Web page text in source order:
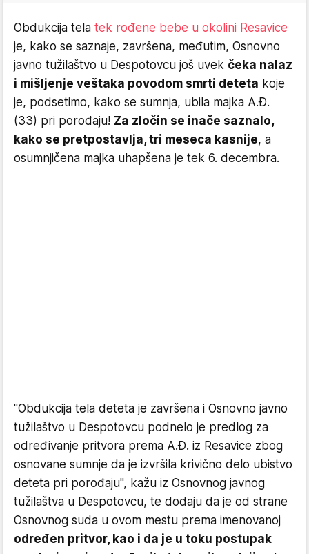
Obdukcija tela tek rođene bebe u okolini Resavice
je, kako se saznaje, završena, međutim, Osnovno
javno tužilaštvo u Despotovcu još uvek čeka nalaz
i mišljenje veštaka povodom smrti deteta koje
je, podsetimo, kako se sumnja, ubila majka A.Đ.
(33) pri porođaju! Za zločin se inače saznalo,
kako se pretpostavlja, tri meseca kasnije, a
osumnjičena majka uhapšena je tek 6. decembra.
"Obdukcija tela deteta je završena i Osnovno javno
tužilaštvo u Despotovcu podnelo je predlog za
određivanje pritvora prema A.Đ. iz Resavice zbog
osnovane sumnje da je izvršila krivično delo ubistvo
deteta pri porođaju", kažu iz Osnovnog javnog
tužilaštva u Despotovcu, te dodaju da je od strane
Osnovnog suda u ovom mestu prema imenovanoj
određen pritvor, kao i da je u toku postupak